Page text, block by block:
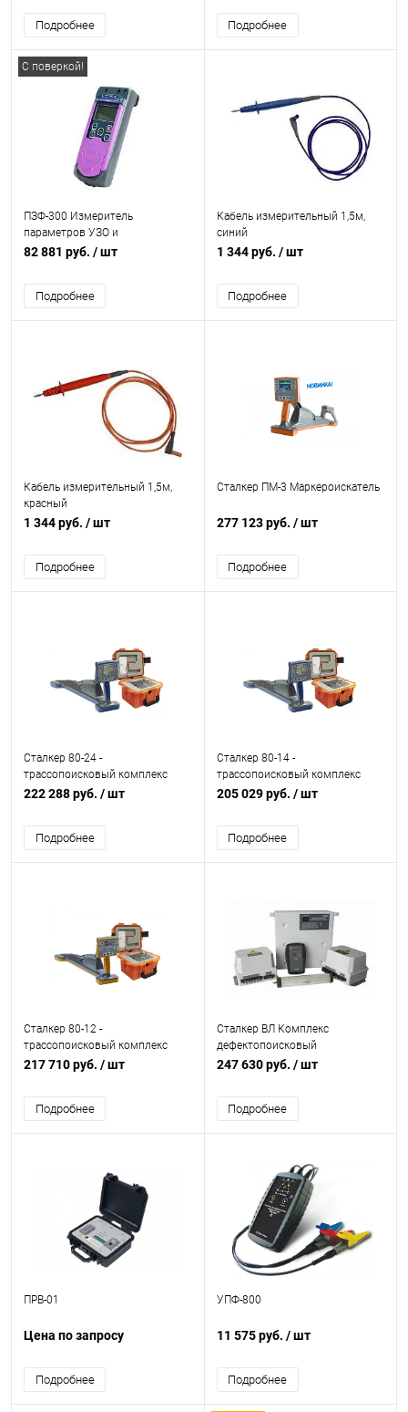
Подробнее Подробнее
С поверкой!
ПЗФ-300 Измеритель
параметров УЗО и
сопротивления сети
82 881 руб. / шт
Подробнее
Кабель измерительный 1,5м,
синий
1 344 руб. / шт
Подробнее
Кабель измерительный 1,5м,
красный
1 344 руб. / шт
Подробнее
Сталкер ПМ-3 Маркероискатель
277 123 руб. / шт
Подробнее
Сталкер 80-24 -
трассопоисковый комплекс
222 288 руб. / шт
Подробнее
Сталкер 80-14 -
трассопоисковый комплекс
205 029 руб. / шт
Подробнее
Сталкер 80-12 -
трассопоисковый комплекс
217 710 руб. / шт
Подробнее
Сталкер ВЛ Комплекс
дефектопоисковый
247 630 руб. / шт
Подробнее
ПРВ-01
Цена по запросу
Подробнее
УПФ-800
11 575 руб. / шт
Подробнее